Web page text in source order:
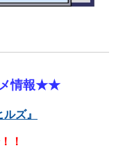
情報★★
ズ』
！